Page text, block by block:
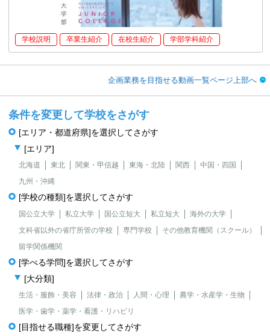
学校説明 卒業生紹介 在校生紹介 学部学科紹介
企画業務を目指せる動画一覧ページ上部へ
条件を変更して学校をさがす
[エリア・都道府県]を選択してさがす
[エリア]
北海道 東北 関東・甲信越 東海・北陸 関西
中国・四国
九州・沖縄
[学校の種類]を選択してさがす
国公立大学 私立大学 国公立短大 私立短大
海外の大学
文科省以外の省庁所管の学校
専門学校
その他教育機関（スクール）
留学関係機関
[学べる学問]を選択してさがす
[大分類]
生活・服飾・美容 法律・政治 人間・心理
農学・水産学・生物
医学・歯学・薬学・看護・リハビリ
[目指せる職種]を変更してさがす